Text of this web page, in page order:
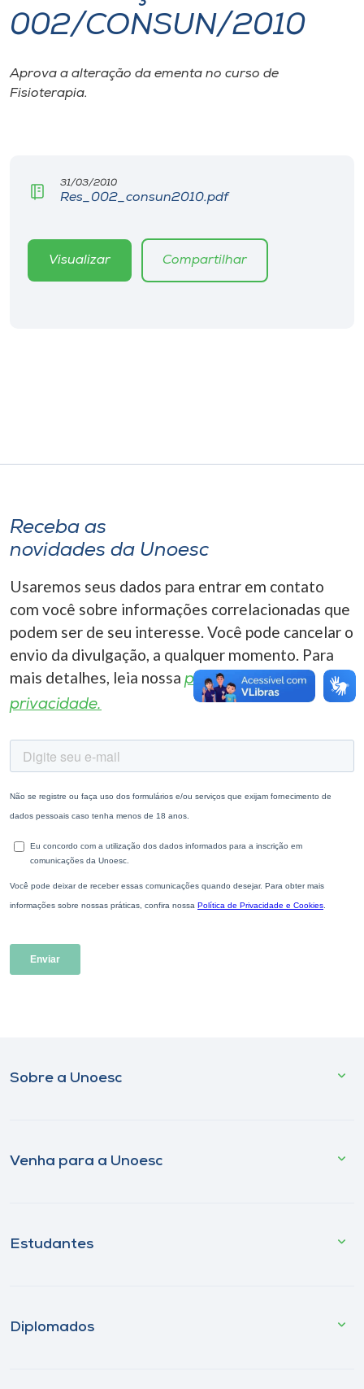
I.nova
Diplomados
CPA
Editora
Selecione
o idioma
002/CONSUN/2010
Aprova a alteração da ementa no curso de
Fisioterapia.
31/03/2010
Res_002_consun2010.pdf
Visualizar Compartilhar
Receba as
novidades da Unoesc
Usaremos seus dados para entrar em contato
com você sobre informações correlacionadas que
podem ser de seu interesse. Você pode cancelar o
envio da divulgação, a qualquer momento. Para
mais detalhes, leia nossa política de
privacidade.
Sobre a Unoesc
Venha para a Unoesc
Estudantes
Diplomados